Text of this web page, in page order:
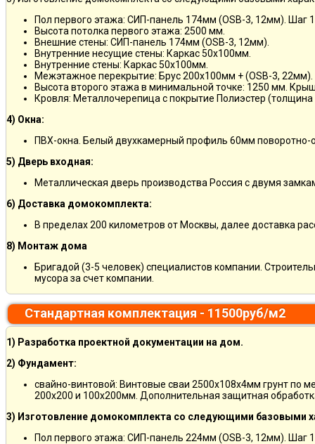
Пол первого этажа: СИП-панель 174мм (OSB-3, 12мм). Шаг
Высота потолка первого этажа: 2500 мм.
Внешние стены: СИП-панель 174мм (OSB-3, 12мм).
Внутренние несущие стены: Каркас 50х100мм.
Внутренние стены: Каркас 50х100мм.
Межэтажное перекрытие: Брус 200х100мм + (OSB-3, 22мм).
Высота второго этажа в минимальной точке: 1250 мм.
Кровля: Металлочерепица с покрытие Полиэстер
4) Окна:
ПВХ-окна. Белый двухкамерный профиль 60мм поворотно-
5) Дверь входная:
Металлическая дверь производства Россия с двумя
6) Доставка домокомплекта:
В пределах 200 километров от Москвы, далее доставка
8) Монтаж дома
Бригадой (3-5 человек) специалистов компании.
мусора за счет компании.
Стандартная комплектация - 11500руб/м2
1) Разработка проектной документации на дом.
2) Фундамент:
свайно-винтовой: Винтовые сваи 2500х108х4мм грунт по
200х200 и 100х200мм. Дополнительная защитная
3) Изготовление домокомплекта со следующими базовыми
Пол первого этажа: СИП-панель 224мм (OSB-3, 12мм). Шаг